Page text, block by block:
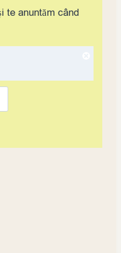
te anuntăm când